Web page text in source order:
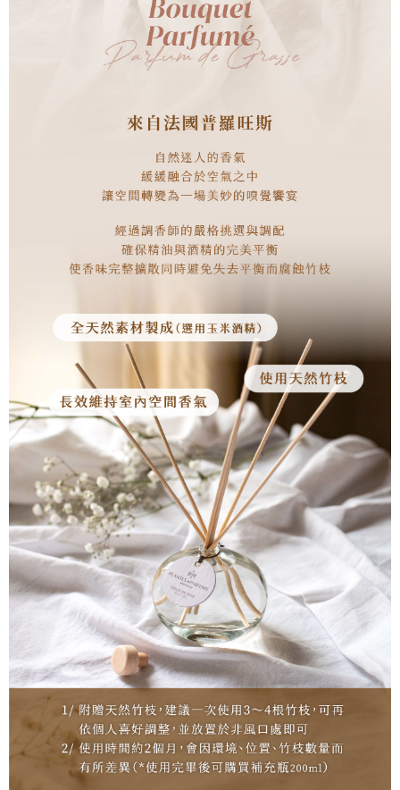
請求用戶進行身份認證。
５．嚴禁一人註冊多個帳號或使用他人資訊註冊。若發現惡意使用之情形，
恩沛科技股份有限公司將有權停止該用戶之使用額度並採取法律行動。